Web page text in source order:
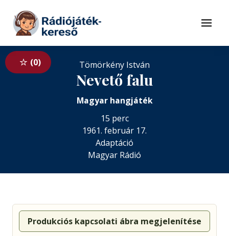
Tovább a tartalomhoz
Menü
0 Tömörkény István
Nevető falu
Magyar hangjáték
15 perc
1961. február 17.
Adaptáció
Magyar Rádió
Produkciós kapcsolati ábra megjelenítése